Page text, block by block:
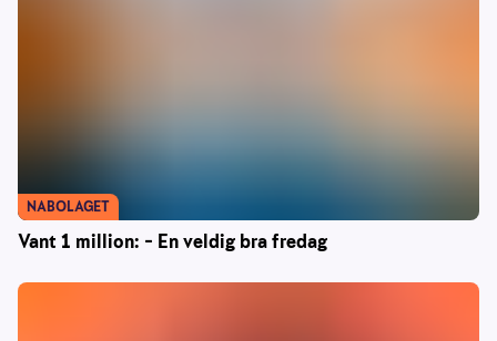
Vant 1 million: – En veldig bra fredag
NABOLAGET